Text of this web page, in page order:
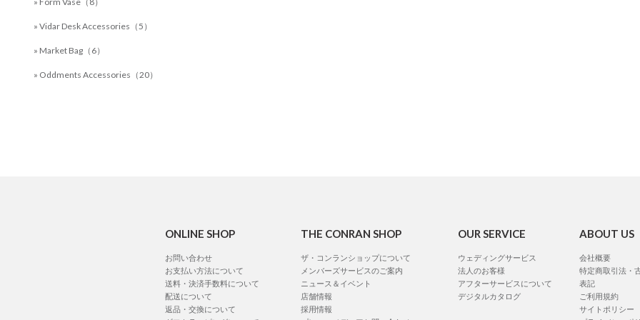
» Vidar Desk Accessories（5）
» Market Bag（6）
» Oddments Accessories（20）
ONLINE SHOP
お問い合わせ
お支払い方法について
送料・決済手数料について
配送について
返品・交換について
THE CONRAN SHOP
ザ・コンランショップについて
メンバーズサービスのご案内
ニュース＆イベント
店舗情報
採用情報
OUR SERVICE
ウェディングサービス
法人のお客様
アフターサービスについて
デジタルカタログ
ABOUT US
会社概要
特定商取引法・
表記
ご利用規約
サイトポリシー